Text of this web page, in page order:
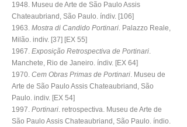
1948. Museu de Arte de São Paulo Assis
Chateaubriand, São Paulo. índiv. [106]
1963. Mostra di Candido Portinari. Palazzo Reale,
Milão. indiv. [37] [EX 55]
1967. Exposição Retrospectiva de Portinari.
Manchete, Rio de Janeiro. índiv. [EX 64]
1970. Cem Obras Primas de Portinari. Museu de
Arte de São Paulo Assis Chateaubriand, São
Paulo. indiv. [EX 54]
1997. Portinari. retrospectiva. Museu de Arte de
São Paulo Assis Chateaubriand, São Paulo. índio.